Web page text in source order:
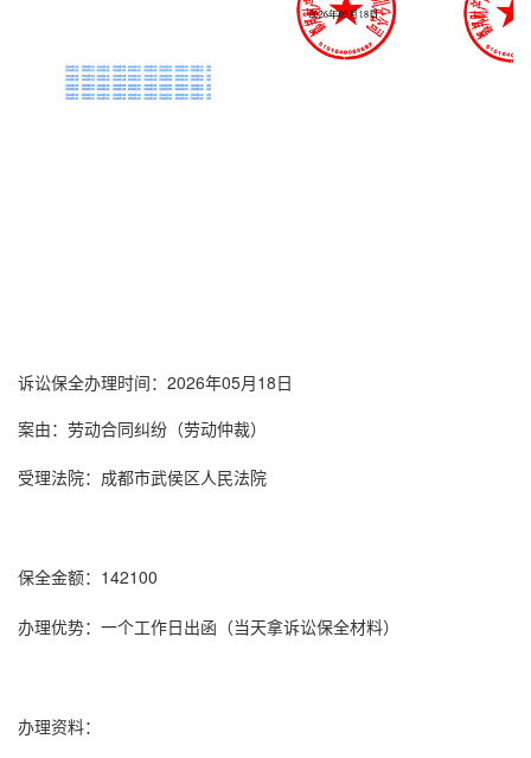
诉讼保全办理时间：2026年05月18日
案由：劳动合同纠纷（劳动仲裁）
受理法院：成都市武侯区人民法院
保全金额：142100
办理优势：一个工作日出函（当天拿诉讼保全材料）
办理资料：